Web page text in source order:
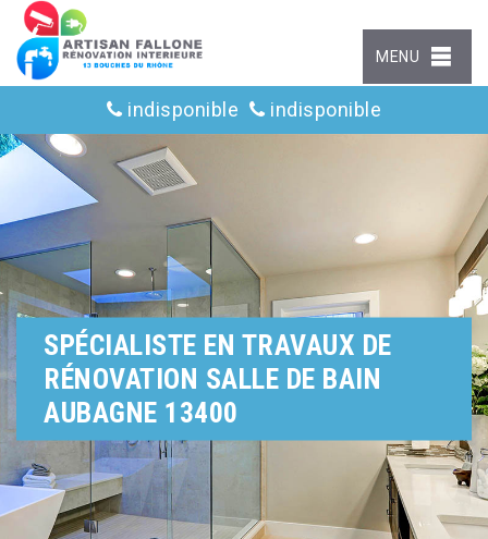
MENU
indisponible indisponible
SPÉCIALISTE EN TRAVAUX DE
RÉNOVATION SALLE DE BAIN
AUBAGNE 13400